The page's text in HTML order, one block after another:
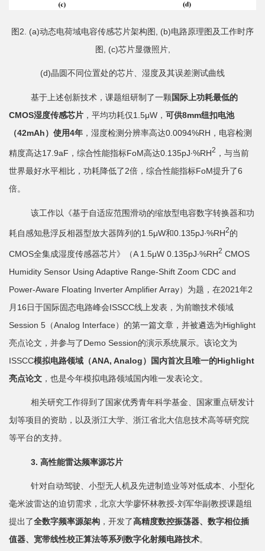
图2. (a)动态电荷域电容传感芯片架构图, (b)电路原理图及工作时序
图, (c)芯片显微照片,
(d)晶圆不同位置处的芯片、湿度及其误差测试曲线
基于上述创新技术，课题组研制了一颗国际上功耗最低的
CMOS湿度传感芯片 ，平均功耗仅1.5μW， 可供8mm纽扣电池
（42mAh）使用4年 ，湿度检测分辨率高达0.0094%RH，电容检测
精度高达17.9aF，综合性能指标FoM高达0.135pJ·%RH2 ，与当前
世界最好水平相比，功耗降低了2倍，综合性能指标FoM提升了6
倍。
该工作以《基于自适应范围滑动的缩放型电容数字转换器和功
耗自感知悬浮反相器型放大器阵列的1.5μW和0.135pJ·%RH2的
CMOS全集成湿度传感器芯片》（A 1.5μW 0.135pJ·%RH2 CMOS
Humidity Sensor Using Adaptive Range-Shift Zoom CDC and
Power-Aware Floating Inverter Amplifier Array）为题，在2021年2
月16日于国际固态电路峰会ISSCC线上发表，为前瞻技术领域
Session 5（Analog Interface）的第一篇文章，并被遴选为Highlight
亮点论文，并参与了Demo Session的演示系统展示。该论文为
ISSCC模拟电路领域（ANA, Analog）国内首次且唯一的Highlight
亮点论文 ，也是今年模拟电路领域国内唯一发表论文。
相关研究工作得到了国家优秀青年科学基金、国家重点研发计
划等项目的资助，以及浙江大学、浙江省北大信息技术高等研究院
等平台的支持。
3.高性能雷达频率源芯片
针对自动驾驶、小型无人机及先进制造业等对低成本、小型化
毫米波雷达的迫切需求，北京大学廖怀林教授-刘军华副教授课题组
提出了全数字频率源架构 ，开发了高精度数控振荡器、数字相位插
值器、宽带线性校正算法等系列数字化射频电路技术。